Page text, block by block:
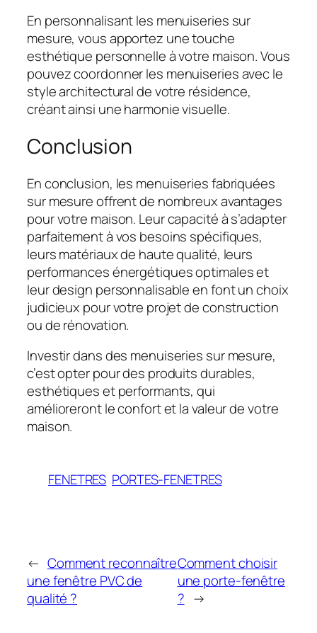
En personnalisant les menuiseries sur
mesure, vous apportez une touche
esthétique personnelle à votre maison. Vous
pouvez coordonner les menuiseries avec le
style architectural de votre résidence,
créant ainsi une harmonie visuelle.
Conclusion
En conclusion, les menuiseries fabriquées
sur mesure offrent de nombreux avantages
pour votre maison. Leur capacité à s’adapter
parfaitement à vos besoins spécifiques,
leurs matériaux de haute qualité, leurs
performances énergétiques optimales et
leur design personnalisable en font un choix
judicieux pour votre projet de construction
ou de rénovation.
Investir dans des menuiseries sur mesure,
c’est opter pour des produits durables,
esthétiques et performants, qui
amélioreront le confort et la valeur de votre
maison.
FENETRES PORTES-FENETRES
← Comment reconnaître
une fenêtre PVC de
qualité ?
Comment choisir
une porte-fenêtre
? →